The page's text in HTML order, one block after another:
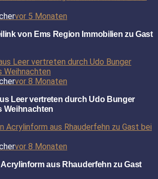
vor 5 Monaten
von Ems Region Immobilien zu Gast
vor 8 Monaten
Leer vertreten durch Udo Bunger
Weihnachten
vor 8 Monaten
aus Rhauderfehn zu Gast